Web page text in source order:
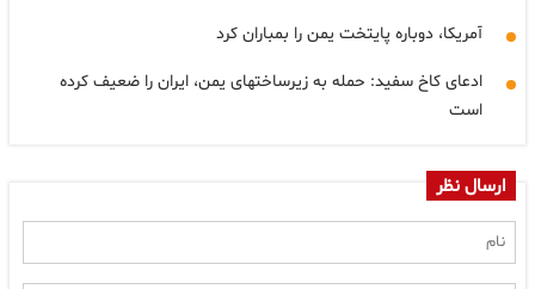
آمریکا، دوباره پایتخت یمن را بمباران کرد
ادعای کاخ سفید: حمله به زیرساختهای یمن، ایران را ضعیف کرده
است
ارسال نظر